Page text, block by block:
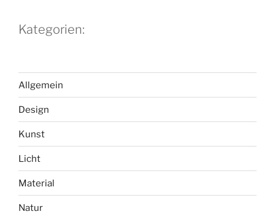
Kategorien:
Allgemein
Design
Kunst
Licht
Material
Natur